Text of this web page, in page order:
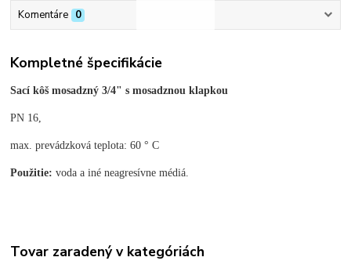
Komentáre 0
Kompletné špecifikácie
Sací kôš mosadzný 3/4" s mosadznou klapkou
PN 16,
max. prevádzková teplota: 60 ° C
Použitie: voda a iné neagresívne médiá.
Tovar zaradený v kategóriách